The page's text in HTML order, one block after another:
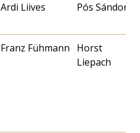
Ardi Liives Pós Sándor
Franz Fühmann
Horst
Liepach